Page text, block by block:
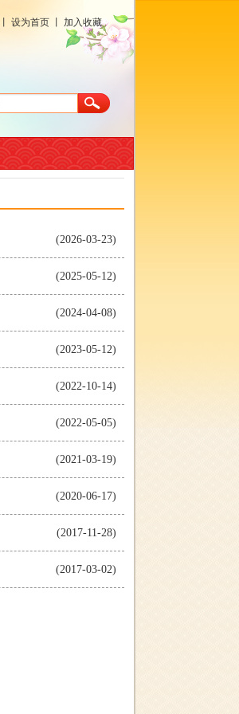
设为首页 加入收藏
(2026-03-23)
(2025-05-12)
(2024-04-08)
(2023-05-12)
(2022-10-14)
(2022-05-05)
(2021-03-19)
(2020-06-17)
(2017-11-28)
(2017-03-02)